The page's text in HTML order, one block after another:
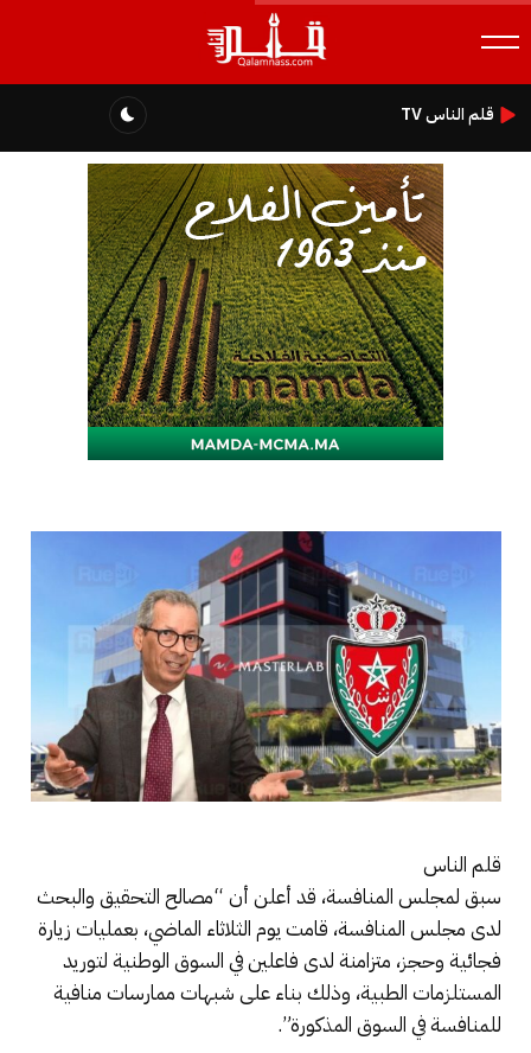
قلم الناس TV
قلم الناس
سبق لمجلس المنافسة، قد أعلن أن “مصالح التحقيق والبحث
لدى مجلس المنافسة، قامت يوم الثلاثاء الماضي، بعمليات زيارة
فجائية وحجز، متزامنة لدى فاعلين في السوق الوطنية لتوريد
المستلزمات الطبية، وذلك بناء على شبهات ممارسات منافية
للمنافسة في السوق المذكورة”.